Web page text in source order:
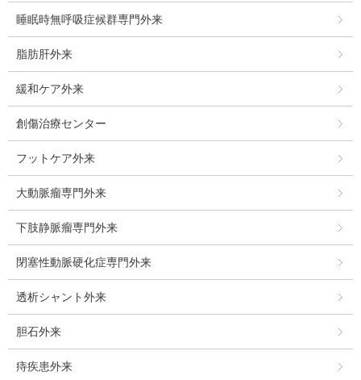
睡眠時無呼吸症候群専門外来
脂肪肝外来
緩和ケア外来
創傷治療センター
フットケア外来
大動脈瘤専門外来
下肢静脈瘤専門外来
閉塞性動脈硬化症専門外来
透析シャント外来
胆石外来
痔疾患外来